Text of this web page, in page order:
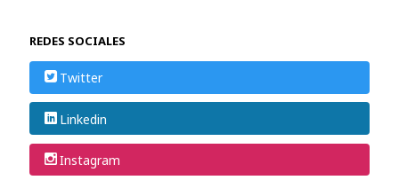
REDES SOCIALES
Twitter
Linkedin
Instagram